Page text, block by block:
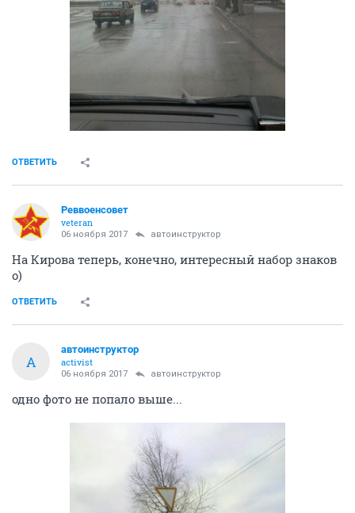
ОТВЕТИТЬ
Реввоенсовет
veteran
06 ноября 2017 автоинструктор
На Кирова теперь, конечно, интересный набор знаков
о)
ОТВЕТИТЬ
А
автоинструктор
activist
06 ноября 2017 автоинструктор
одно фото не попало выше...